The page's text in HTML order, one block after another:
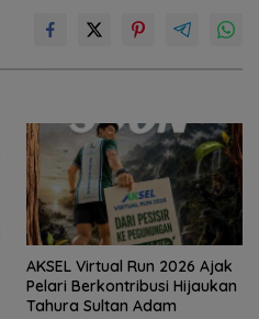
AKSEL Virtual Run 2026 Ajak
Pelari Berkontribusi Hijaukan
Tahura Sultan Adam